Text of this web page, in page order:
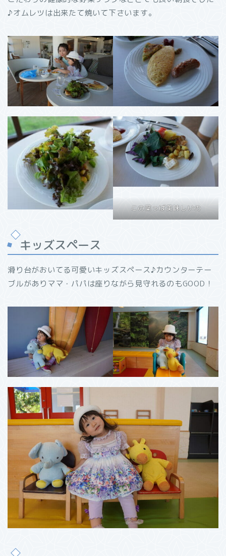
♪オムレツは出来たて焼いて下さいます。
この葉っぱ美味しいの
キッズスペース
滑り台がおいてる可愛いキッズスペース♪カウンターテー
ブルがありママ・パパは座りながら見守れるのもGOOD！